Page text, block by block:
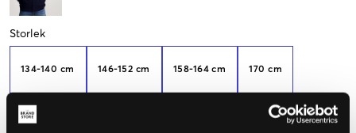
Storlek
134-140 cm 146-152 cm 158-164 cm 170 cm
176 cm